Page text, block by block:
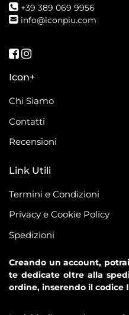
+39 389 069 9956
info@iconpiu.com
Seguici su Facebook
Seguici su Instagram
Icon+
Chi Siamo
Contatti
Recensioni
Link Utili
Termini e Condizioni
Privacy e Cookie Policy
Spedizioni
Creando un account,
te dedicate oltre alla
ordine, inserendo il codice